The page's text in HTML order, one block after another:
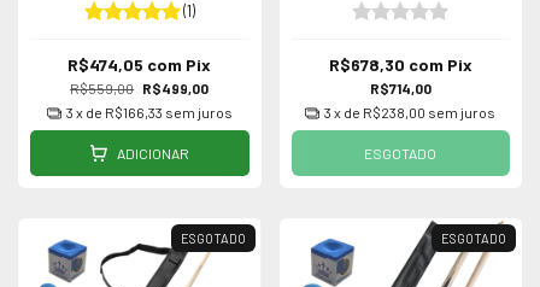
(1)
R$559,00 R$499,00
R$474,05 com Pix
3 x de R$166,33 sem juros
ADICIONAR
R$714,00
R$678,30 com Pix
3 x de R$238,00 sem juros
ESGOTADO
ESGOTADO ESGOTADO